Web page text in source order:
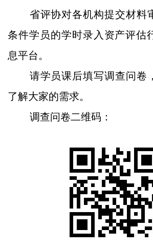
省评协对各机构提交材料
条件学员的学时录入资产评估
息平台。
请学员课后填写调查问卷
了解大家的需求。
调查问卷二维码：